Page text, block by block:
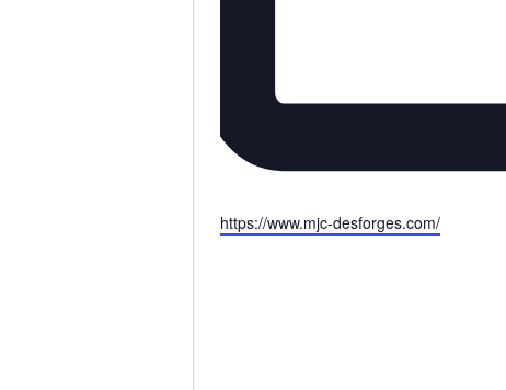
Site
https://www.mjc-desforges.com/